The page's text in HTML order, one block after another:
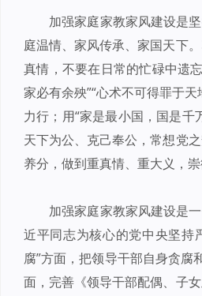
加强家庭家教家风建设是
庭温情、家风传承、家国天下
真情，不要在日常的忙碌中遗
家必有余殃”“心术不可得罪于
力行；用“家是最小国，国是千
天下为公、克己奉公，常想党
养分，做到重真情、重大义，崇
加强家庭家教家风建设是
近平同志为核心的党中央坚持
腐”方面，把领导干部自身贪腐
面，完善《领导干部配偶、子